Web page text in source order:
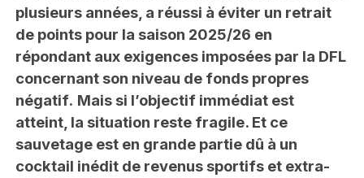
plusieurs années, a réussi à éviter un retrait
de points pour la saison 2025/26 en
répondant aux exigences imposées par la DFL
concernant son niveau de fonds propres
négatif. Mais si l’objectif immédiat est
atteint, la situation reste fragile. Et ce
sauvetage est en grande partie dû à un
cocktail inédit de revenus sportifs et extra-